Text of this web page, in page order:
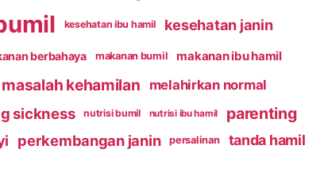
kesehatan ibu hamil kesehatan janin
berbahaya makanan bumil makanan ibu hamil
masalah kehamilan melahirkan normal
sickness nutrisi bumil nutrisi ibu hamil parenting
perkembangan janin persalinan tanda hamil